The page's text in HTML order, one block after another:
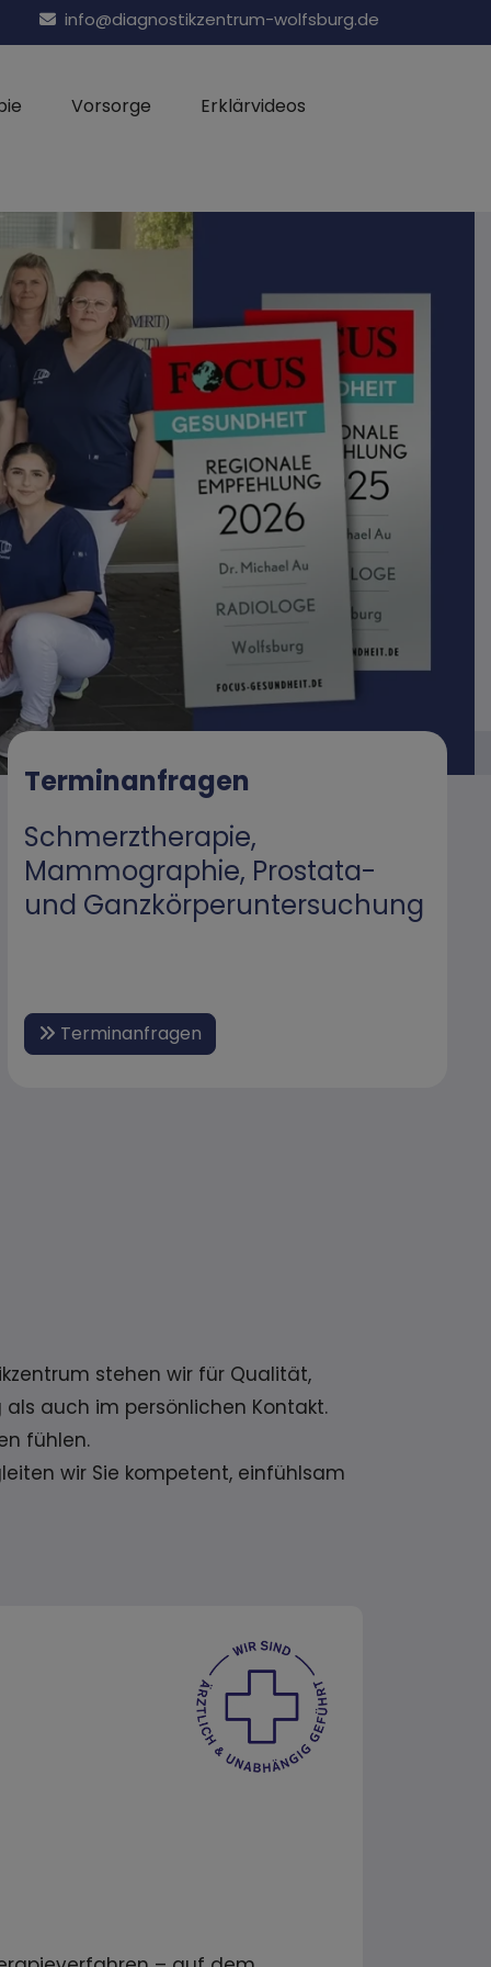
info@diagnostikzentrum-wolfsburg.de
Vorsorge
Erklärvideos
Terminanfragen
Schmerztherapie,
Mammographie, Prostata-
und Ganzkörperuntersuchung
Terminanfragen
stehen wir für Qualität,
auch im persönlichen Kontakt.
fühlen.
wir Sie kompetent, einfühlsam